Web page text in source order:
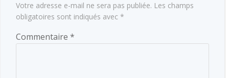
Votre adresse e-mail ne sera pas publiée. Les champs
obligatoires sont indiqués avec *
Commentaire *